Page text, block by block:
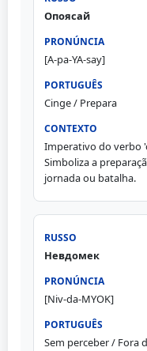
Опоясай
[A-pa-YA-say]
Cinge / Prepara
Imperativo do verbo
Simboliza a
jornada ou batalha.
Невдомек
[Niv-da-MYOK]
Sem perceber / Fora